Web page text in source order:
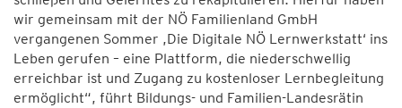
wir gemeinsam mit der NÖ Familienland GmbH
vergangenen Sommer ,Die Digitale NÖ Lernwerkstatt‘ ins
Leben gerufen – eine Plattform, die niederschwellig
erreichbar ist und Zugang zu kostenloser Lernbegleitung
ermöglicht“, führt Bildungs- und Familien-Landesrätin